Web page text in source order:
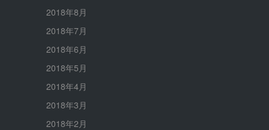
2018年8月
2018年7月
2018年6月
2018年5月
2018年4月
2018年3月
2018年2月